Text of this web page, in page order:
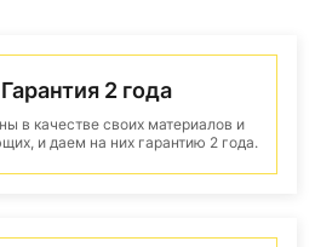
Гарантия 2 года
в качестве своих материалов и
и даем на них гарантию 2 года.